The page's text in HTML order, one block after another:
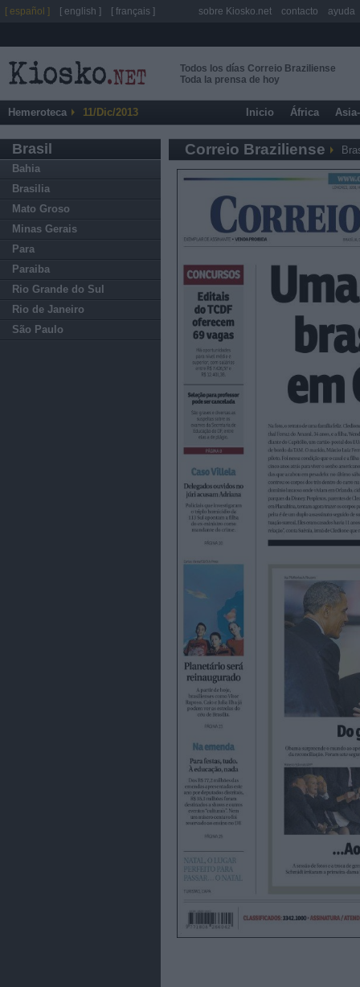
Todos los días Correio Braziliense
Toda la prensa de hoy
Hemeroteca 11/Dic/2013 Inicio África
Brasil
Bahia
Brasilia
Mato Groso
Minas Gerais
Para
Paraiba
Rio Grande do Sul
Rio de Janeiro
São Paulo
Correio Braziliense
[ español ] [ english ] [ français ] sobre Kiosko.net contacto ayuda